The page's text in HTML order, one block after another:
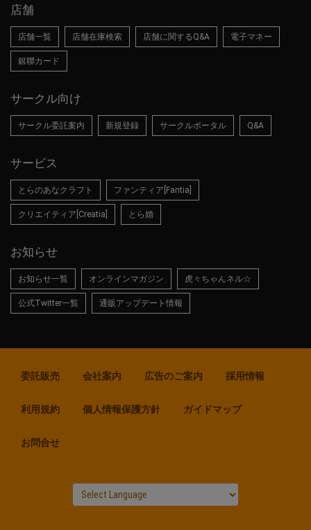
店舗
店舗一覧 店舗在庫検索 店舗に関するQ&A 電子マネー
銀聯カード
サークル向け
サークル委託案内 新規登録 サークルポータル Q&A
サービス
とらのあなクラフト ファンティア[Fantia]
クリエイティア[Creatia] とら婚
お知らせ
お知らせ一覧 オンラインマガジン 虎々ちゃんネル☆
公式Twitter一覧 通販アップデート情報
委託販売 会社案内 広告のご案内 採用情報
利用規約 個人情報保護方針 ガイドマップ
お問合せ